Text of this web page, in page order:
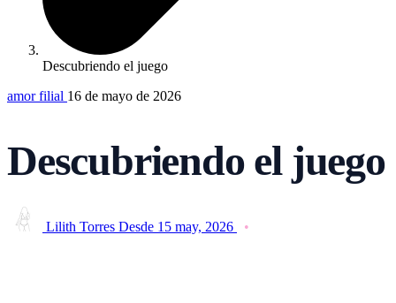
Descubriendo el juego
amor filial 16 de mayo de 2026
Descubriendo el juego
Lilith Torres Desde 15 may, 2026